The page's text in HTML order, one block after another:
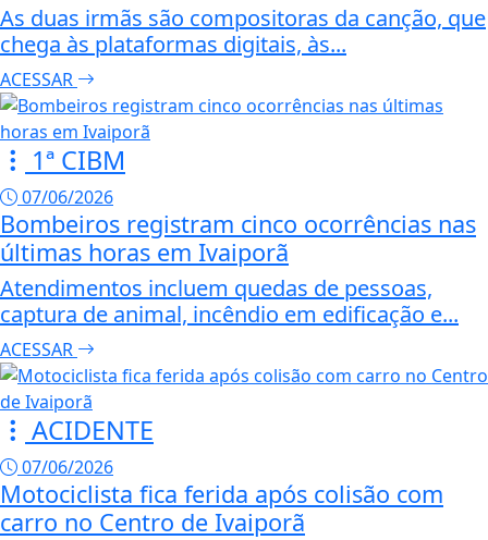
As duas irmãs são compositoras da canção, que
chega às plataformas digitais, às...
ACESSAR
1ª CIBM
07/06/2026
Bombeiros registram cinco ocorrências nas
últimas horas em Ivaiporã
Atendimentos incluem quedas de pessoas,
captura de animal, incêndio em edificação e...
ACESSAR
ACIDENTE
07/06/2026
Motociclista fica ferida após colisão com
carro no Centro de Ivaiporã